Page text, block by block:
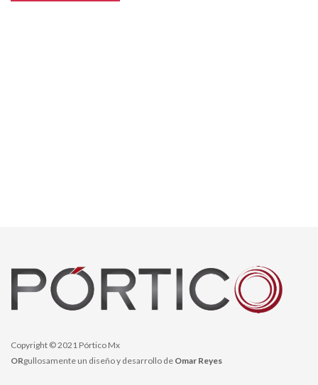
Copyright © 2021 Pórtico Mx
ORgullosamente un diseño y desarrollo de Omar Reyes